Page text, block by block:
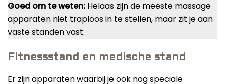
Goed om te weten: Helaas zijn de meeste massage
apparaten niet traploos in te stellen, maar zit je aan
vaste standen vast.
Fitnessstand en medische stand
Er zijn apparaten waarbij je ook nog speciale